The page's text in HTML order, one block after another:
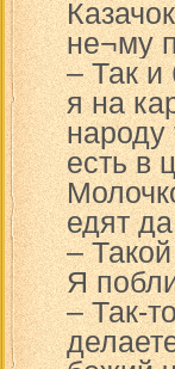
не¬му
– Так и
я на
народу
есть в
едят
–
Я
– Так-